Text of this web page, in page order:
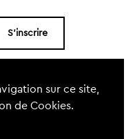
sur ce site,
de Cookies.
S'inscrire